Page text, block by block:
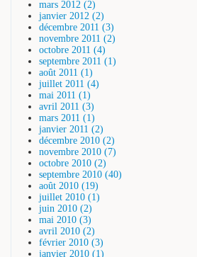
mars 2012 (2)
janvier 2012 (2)
décembre 2011 (3)
novembre 2011 (2)
octobre 2011 (4)
septembre 2011 (1)
août 2011 (1)
juillet 2011 (4)
mai 2011 (1)
avril 2011 (3)
mars 2011 (1)
janvier 2011 (2)
décembre 2010 (2)
novembre 2010 (7)
octobre 2010 (2)
septembre 2010 (40)
août 2010 (19)
juillet 2010 (1)
juin 2010 (2)
mai 2010 (3)
avril 2010 (2)
février 2010 (3)
janvier 2010 (1)